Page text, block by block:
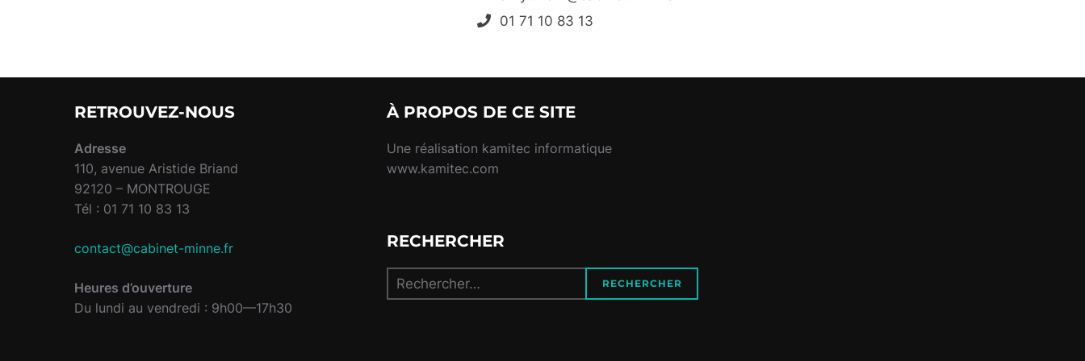
01 71 10 83 13
RETROUVEZ-NOUS
Adresse
110, avenue Aristide Briand
92120 – MONTROUGE
Tél : 01 71 10 83 13
contact@cabinet-minne.fr
Heures d’ouverture
Du lundi au vendredi : 9h00—17h30
À PROPOS DE CE SITE
Une réalisation kamitec informatique
www.kamitec.com
RECHERCHER
Recherche
pour :
RECHERCHER